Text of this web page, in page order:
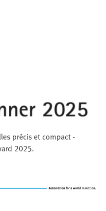
précis et compact -
2025.